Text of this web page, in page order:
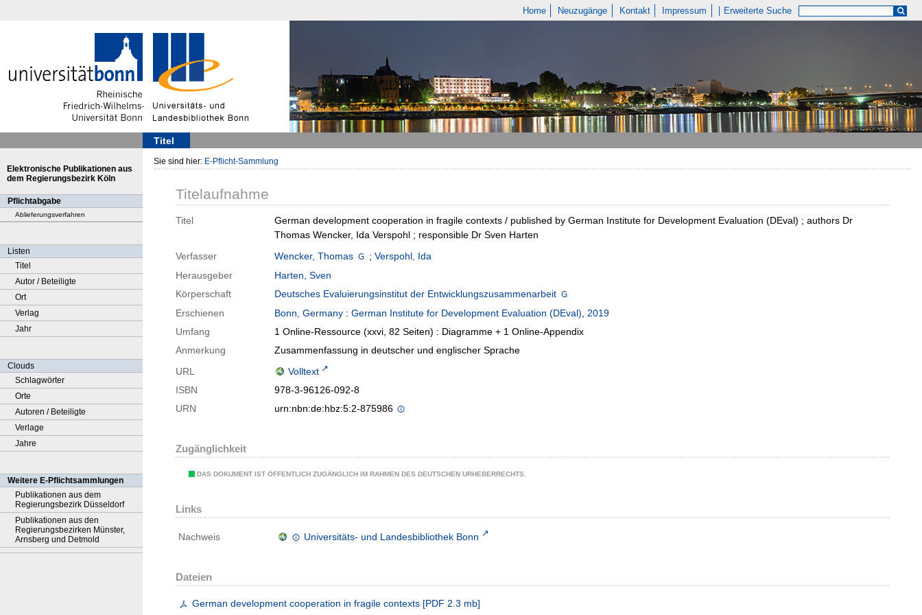
Home Neuzugänge Kontakt Impressum Erweiterte Suche
Titel
Elektronische Publikationen aus
dem Regierungsbezirk Köln
Pflichtabgabe
Ablieferungsverfahren
Listen
Titel
Autor / Beteiligte
Ort
Verlag
Jahr
Clouds
Schlagwörter
Orte
Autoren / Beteiligte
Verlage
Jahre
Weitere E-Pflichtsammlungen
Publikationen aus dem
Regierungsbezirk Düsseldorf
Publikationen aus den
Regierungsbezirken Münster,
Arnsberg und Detmold
Sie sind hier: E-Pflicht-Sammlung
Titelaufnahme
Titel
German development cooperation in fragile contexts / published by German Institute for Development Evaluation (DEval) ; authors Dr
Thomas Wencker, Ida Verspohl ; responsible Dr Sven Harten
Verfasser
Wencker, Thomas ; Verspohl, Ida
Herausgeber
Harten, Sven
Körperschaft
Deutsches Evaluierungsinstitut der Entwicklungszusammenarbeit
Erschienen
Bonn, Germany : German Institute for Development Evaluation (DEval), 2019
Umfang
1 Online-Ressource (xxvi, 82 Seiten) : Diagramme + 1 Online-Appendix
Anmerkung
Zusammenfassung in deutscher und englischer Sprache
URL
Volltext
ISBN
978-3-96126-092-8
URN
urn:nbn:de:hbz:5:2-875986
Zugänglichkeit
DAS DOKUMENT IST ÖFFENTLICH ZUGÄNGLICH IM RAHMEN DES DEUTSCHEN URHEBERRECHTS.
Links
Nachweis Universitäts- und Landesbibliothek Bonn
Dateien
German development cooperation in fragile contexts [PDF 2.3 mb]